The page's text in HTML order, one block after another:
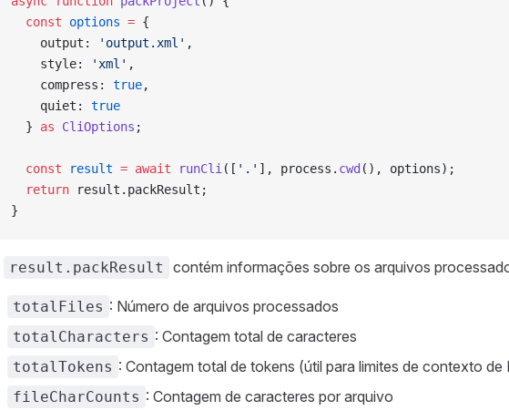
  const
options = {
    output:
'output.xml' ,
    style:
'xml' ,
    compress:
true,
    quiet:
true
  }
as CliOptions ;
  const
result = await runCli ([ '.' ], process. cwd (), options);
  return
result.packResult;
}
result.packResult contém informações sobre os arquivos
totalFiles : Número de arquivos processados
totalCharacters : Contagem total de caracteres
totalTokens : Contagem total de tokens (útil para limites de contexto de
fileCharCounts : Contagem de caracteres por arquivo